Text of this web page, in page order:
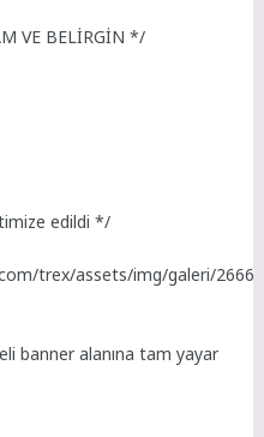
VE BELİRGİN */
edildi */
trex/assets/img/galeri/
banner alanına tam yayar